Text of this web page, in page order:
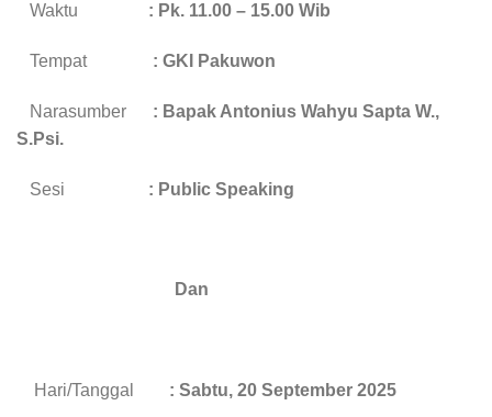
Waktu : Pk. 11.00 – 15.00 Wib
Tempat : GKI Pakuwon
Narasumber : Bapak Antonius Wahyu Sapta W.,
S.Psi.
Sesi : Public Speaking
Dan
Hari/Tanggal : Sabtu, 20 September 2025